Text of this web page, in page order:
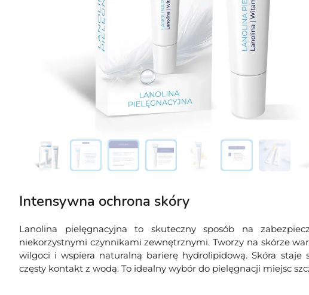
Intensywna ochrona skóry
Lanolina pielęgnacyjna to skuteczny sposób na
niekorzystnymi czynnikami zewnętrznymi. Tworzy na skórze
wilgoci i wspiera naturalną barierę hydrolipidową. Skóra
częsty kontakt z wodą. To idealny wybór do pielęgnacji miejsc